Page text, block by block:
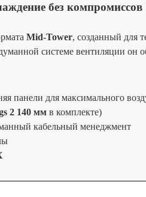
без компромиссов
Mid-Tower, созданный для
системе вентиляции он
панели для максимального
2 140 мм в комплекте)
кабельный менеджмент